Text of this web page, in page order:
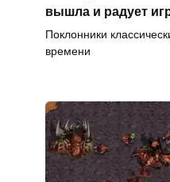
вышла и радует
Поклонники
времени